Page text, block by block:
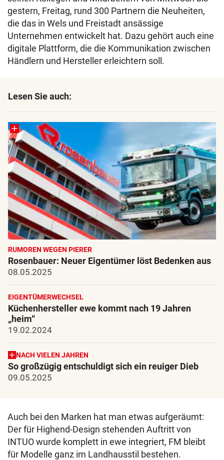
gestern, Freitag, rund 300 Partnern die Neuheiten,
die das in Wels und Freistadt ansässige
Unternehmen entwickelt hat. Dazu gehört auch eine
digitale Plattform, die die Kommunikation zwischen
Händlern und Hersteller erleichtern soll.
Lesen Sie auch:
RUMOREN WEGEN PIERER
Rosenbauer: Neuer Eigentümer löst Bedenken aus
08.05.2025
EIGENTÜMERWECHSEL
Küchenhersteller ewe kommt nach 19 Jahren
„heim“
19.02.2024
NACH VIELEN JAHREN
So großzügig entschuldigt sich ein reuiger Dieb
09.05.2025
Auch bei den Marken hat man etwas aufgeräumt:
Der für Highend-Design stehenden Auftritt von
INTUO wurde komplett in ewe integriert, FM bleibt
für Modelle ganz im Landhausstil bestehen.